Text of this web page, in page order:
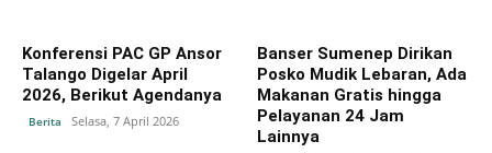
Konferensi PAC GP Ansor
Talango Digelar April
2026, Berikut Agendanya
Berita Selasa, 7 April 2026
Banser Sumenep Dirikan
Posko Mudik Lebaran, Ada
Makanan Gratis hingga
Pelayanan 24 Jam
Lainnya